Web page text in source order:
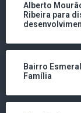
Alberto
Ribeira para
Bairro
Família